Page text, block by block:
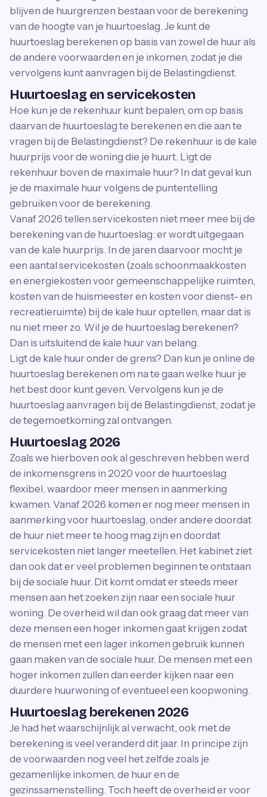
blijven de huurgrenzen bestaan voor de berekening
van de hoogte van je huurtoeslag. Je kunt de
huurtoeslag berekenen op basis van zowel de huur als
de andere voorwaarden en je inkomen, zodat je die
vervolgens kunt aanvragen bij de Belastingdienst.
Huurtoeslag en servicekosten
Hoe kun je de rekenhuur kunt bepalen, om op basis
daarvan de huurtoeslag te berekenen en die aan te
vragen bij de Belastingdienst? De rekenhuur is de kale
huurprijs voor de woning die je huurt. Ligt de
rekenhuur boven de maximale huur? In dat geval kun
je de maximale huur volgens de puntentelling
gebruiken voor de berekening.
Vanaf 2026 tellen servicekosten niet meer mee bij de
berekening van de huurtoeslag: er wordt uitgegaan
van de kale huurprijs. In de jaren daarvoor mocht je
een aantal servicekosten (zoals schoonmaakkosten
en energiekosten voor gemeenschappelijke ruimten,
kosten van de huismeester en kosten voor dienst- en
recreatieruimte) bij de kale huur optellen, maar dat is
nu niet meer zo. Wil je de huurtoeslag berekenen?
Dan is uitsluitend de kale huur van belang.
Ligt de kale huur onder de grens? Dan kun je online de
huurtoeslag berekenen om na te gaan welke huur je
het best door kunt geven. Vervolgens kun je de
huurtoeslag aanvragen bij de Belastingdienst, zodat je
de tegemoetkoming zal ontvangen.
Huurtoeslag 2026
Zoals we hierboven ook al geschreven hebben werd
de inkomensgrens in 2020 voor de huurtoeslag
flexibel, waardoor meer mensen in aanmerking
kwamen. Vanaf 2026 komen er nog meer mensen in
aanmerking voor huurtoeslag, onder andere doordat
de huur niet meer te hoog mag zijn en doordat
servicekosten niet langer meetellen. Het kabinet ziet
dan ook dat er veel problemen beginnen te ontstaan
bij de sociale huur. Dit komt omdat er steeds meer
mensen aan het zoeken zijn naar een sociale huur
woning. De overheid wil dan ook graag dat meer van
deze mensen een hoger inkomen gaat krijgen zodat
de mensen met een lager inkomen gebruik kunnen
gaan maken van de sociale huur. De mensen met een
hoger inkomen zullen dan eerder kijken naar een
duurdere huurwoning of eventueel een koopwoning.
Huurtoeslag berekenen 2026
Je had het waarschijnlijk al verwacht, ook met de
berekening is veel veranderd dit jaar. In principe zijn
de voorwaarden nog veel het zelfde zoals je
gezamenlijke inkomen, de huur en de
gezinssamenstelling. Toch heeft de overheid er voor